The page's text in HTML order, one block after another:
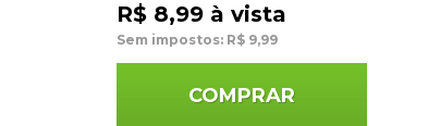
R$ 8,99 à vista
Sem impostos: R$ 9,99
COMPRAR